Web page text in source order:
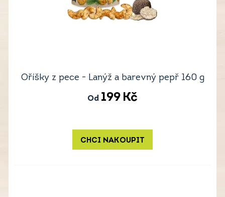
Oříšky z pece - Lanýž a barevný pepř 160 g
Od 199 Kč
CHCI NAKOUPIT